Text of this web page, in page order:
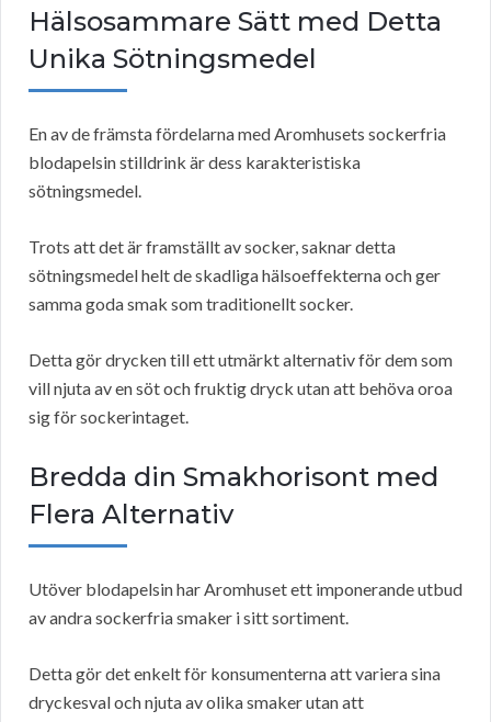
Hälsosammare Sätt med Detta
Unika Sötningsmedel
En av de främsta fördelarna med Aromhusets sockerfria
blodapelsin stilldrink är dess karakteristiska
sötningsmedel.
Trots att det är framställt av socker, saknar detta
sötningsmedel helt de skadliga hälsoeffekterna och ger
samma goda smak som traditionellt socker.
Detta gör drycken till ett utmärkt alternativ för dem som
vill njuta av en söt och fruktig dryck utan att behöva oroa
sig för sockerintaget.
Bredda din Smakhorisont med
Flera Alternativ
Utöver blodapelsin har Aromhuset ett imponerande utbud
av andra sockerfria smaker i sitt sortiment.
Detta gör det enkelt för konsumenterna att variera sina
dryckesval och njuta av olika smaker utan att